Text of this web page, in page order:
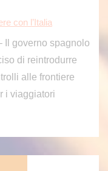
con l’Italia
Il governo spagnolo
di reintrodurre
alle frontiere
i viaggiatori